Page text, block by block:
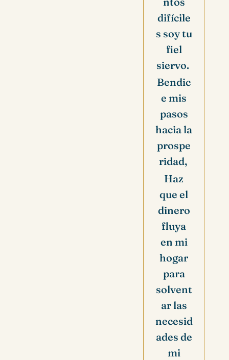
difícile
s soy tu
fiel
siervo.
Bendic
e mis
pasos
hacia la
prospe
ridad,
Haz
que el
dinero
fluya
en mi
hogar
para
solvent
ar las
necesid
ades de
mi